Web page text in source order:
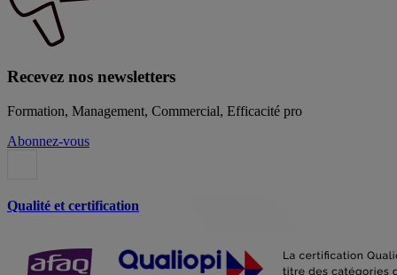
Recevez nos newsletters
Formation, Management, Commercial, Efficacité pro
Abonnez-vous
Qualité et certification